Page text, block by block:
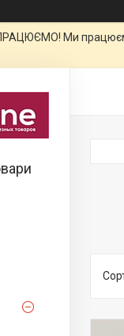
Ми